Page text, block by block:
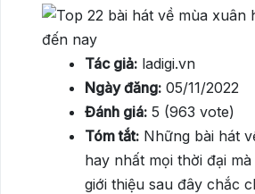
Tác giả: ladigi.vn
Ngày đăng: 05/11/2022
Đánh giá: 5 (963 vote)
Tóm tắt: Những bài hát
hay nhất mọi thời đại
giới thiệu sau đây chắc